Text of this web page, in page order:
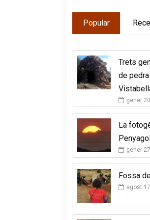
Popular
Trets
de
gener
La
gener
Fossa
agost